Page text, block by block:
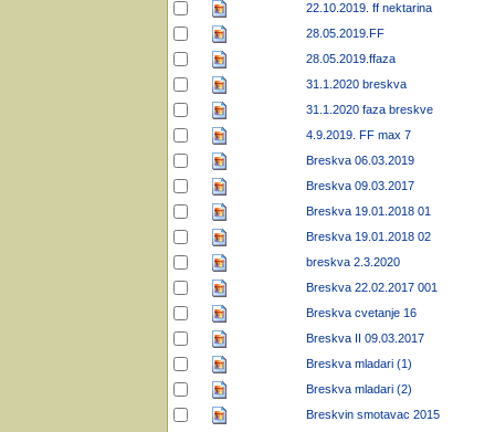
22.10.2019. ff nektarina
28.05.2019.FF
28.05.2019.ffaza
31.1.2020 breskva
31.1.2020 faza breskve
4.9.2019. FF max 7
Breskva 06.03.2019
Breskva 09.03.2017
Breskva 19.01.2018 01
Breskva 19.01.2018 02
breskva 2.3.2020
Breskva 22.02.2017 001
Breskva cvetanje 16
Breskva II 09.03.2017
Breskva mladari (1)
Breskva mladari (2)
Breskvin smotavac 2015